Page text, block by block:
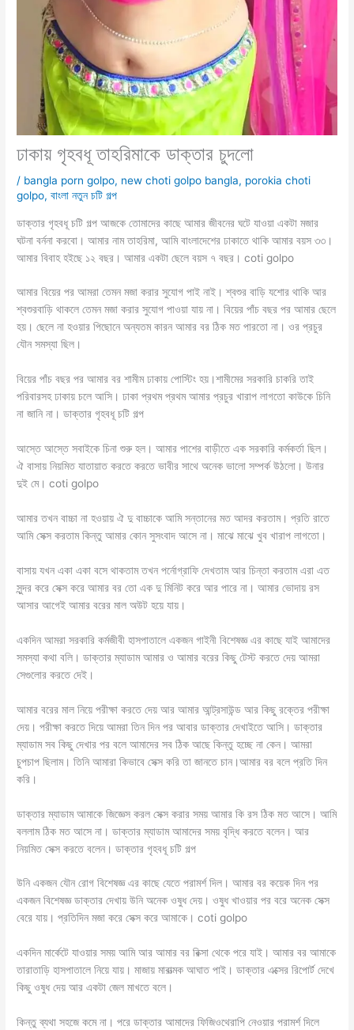
ঢাকায় গৃহবধূ তাহরিমাকে ডাক্তার চুদলো
/ bangla porn golpo, new choti golpo bangla, porokia choti
golpo,বাংলা নতুন চটি গল্প
ডাক্তার গৃহবধূ চটি গল্প আজকে তোমাদের কাছে আমার জীবনের ঘটে যাওয়া একটা মজার
ঘটনা বর্ননা করবো। আমার নাম তাহরিমা, আমি বাংলাদেশের ঢাকাতে থাকি আমার বয়স ৩৩।
আমার বিবাহ হইছে ১২ বছর। আমার একটা ছেলে বয়স ৭ বছর। coti golpo
আমার বিয়ের পর আমরা তেমন মজা করার সুযোগ পাই নাই। শ্বশুর বাড়ি যশোর থাকি আর
শ্বশুরবাড়ি থাকলে তেমন মজা করার সুযোগ পাওয়া যায় না। বিয়ের পাঁচ বছর পর আমার ছেলে
হয়। ছেলে না হওয়ার পিছোনে অন্যতম কারন আমার বর ঠিক মত পারতো না। ওর প্রচুর
যৌন সমস্যা ছিল।
বিয়ের পাঁচ বছর পর আমার বর শামীম ঢাকায় পোস্টিং হয়।শামীমের সরকারি চাকরি তাই
পরিবারসহ ঢাকায় চলে আসি। ঢাকা প্রথম প্রথম আমার প্রচুর খারাপ লাগতো কাউকে চিনি
না জানি না। ডাক্তার গৃহবধূ চটি গল্প
আস্তে আস্তে সবাইকে চিনা শুরু হল। আমার পাশের বাড়ীতে এক সরকারি কর্মকর্তা ছিল।
ঐ বাসায় নিয়মিত যাতায়াত করতে করতে ভাবীর সাথে অনেক ভালো সম্পর্ক উঠলো। উনার
দুই মে। coti golpo
আমার তখন বাচ্চা না হওয়ায় ঐ দু বাচ্চাকে আমি সন্তানের মত আদর করতাম। প্রতি রাতে
আমি সেক্স করতাম কিন্তু আমার কোন সুসংবাদ আসে না। মাঝে মাঝে খুব খারাপ লাগতো।
বাসায় যখন একা একা বসে থাকতাম তখন পর্নোগ্রাফি দেখতাম আর চিন্তা করতাম এরা এত
সুন্দর করে সেক্স করে আমার বর তো এক দু মিনিট করে আর পারে না। আমার ভোদায় রস
আসার আগেই আমার বরের মাল অউট হয়ে যায়।
একদিন আমরা সরকারি কর্মজীবী হাসপাতালে একজন গাইনী বিশেষজ্ঞ এর কাছে যাই আমাদের
সমস্যা কথা বলি। ডাক্তার ম্যাডাম আমার ও আমার বরের কিছু টেস্ট করতে দেয় আমরা
সেগুলোর করতে দেই।
আমার বরের মাল নিয়ে পরীক্ষা করতে দেয় আর আমার আন্ট্রসাউন্ড আর কিছু রক্তের পরীক্ষা
দেয়। পরীক্ষা করতে দিয়ে আমরা তিন দিন পর আবার ডাক্তার দেখাইতে আসি। ডাক্তার
ম্যাডাম সব কিছু দেখার পর বলে আমাদের সব ঠিক আছে কিন্তু হচ্ছে না কেন। আমরা
চুপচাপ ছিলাম। তিনি আমারা কিভাবে সেক্স করি তা জানতে চান।আমার বর বলে প্রতি দিন
করি।
ডাক্তার ম্যাডাম আমাকে জিজ্ঞেস করল সেক্স করার সময় আমার কি রস ঠিক মত আসে। আমি
বললাম ঠিক মত আসে না। ডাক্তার ম্যাডাম আমাদের সময় বৃদ্ধি করতে বলেন। আর
নিয়মিত সেক্স করতে বলেন। ডাক্তার গৃহবধূ চটি গল্প
উনি একজন যৌন রোগ বিশেষজ্ঞ এর কাছে যেতে পরামর্শ দিল। আমার বর কয়েক দিন পর
একজন বিশেষজ্ঞ ডাক্তার দেখায় উনি অনেক ওষুধ দেয়। ওষুধ খাওয়ার পর বরে অনেক সেক্স
বেরে যায়। প্রতিদিন মজা করে সেক্স করে আমাকে। coti golpo
একদিন মার্কেটে যাওয়ার সময় আমি আর আমার বর রিক্সা থেকে পরে যাই। আমার বর আমাকে
তারাতাড়ি হাসপাতালে নিয়ে যায়। মাজায় মারাত্মক আঘাত পাই। ডাক্তার এক্সের রিপোর্ট দেখে
কিছু ওষুধ দেয় আর একটা জেল মাখতে বলে।
কিন্তু ব্যথা সহজে কমে না। পরে ডাক্তার আমাদের ফিজিওথেরাপি নেওয়ার পরামর্শ দিলে